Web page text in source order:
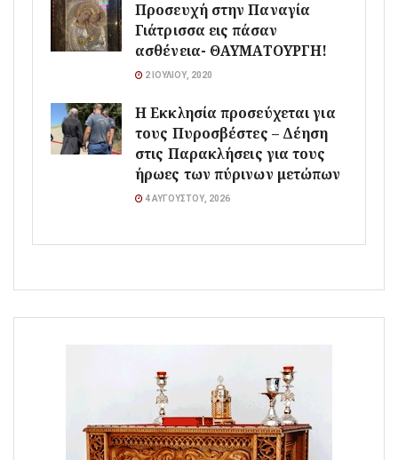
Προσευχή στην Παναγία
Γιάτρισσα εις πάσαν
ασθένεια- ΘΑΥΜΑΤΟΥΡΓΗ!
2 ΙΟΥΛΊΟΥ, 2020
Η Εκκλησία προσεύχεται για
τους Πυροσβέστες – Δέηση
στις Παρακλήσεις για τους
ήρωες των πύρινων μετώπων
4 ΑΥΓΟΎΣΤΟΥ, 2026